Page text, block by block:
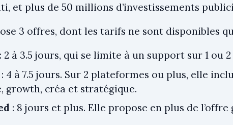
et plus de 50 millions d’investissements
3 offres, dont les tarifs ne sont disponibles
: 2 à 3.5 jours, qui se limite à un support sur 1 ou
: 4 à 7.5 jours. Sur 2 plateformes ou plus, elle
growth, créa et stratégique.
: 8 jours et plus. Elle propose en plus de